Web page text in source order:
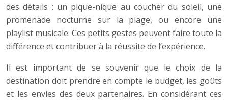
des détails : un pique-nique au coucher du soleil, une
promenade nocturne sur la plage, ou encore une
playlist musicale. Ces petits gestes peuvent faire toute la
différence et contribuer à la réussite de l’expérience.
Il est important de se souvenir que le choix de la
destination doit prendre en compte le budget, les goûts
et les envies des deux partenaires. En considérant ces